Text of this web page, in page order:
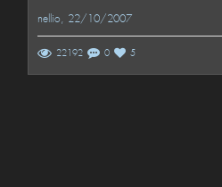
nellio, 22/10/2007
22192 0 5